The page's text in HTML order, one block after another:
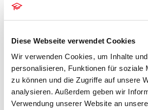
Diese Webseite verwendet Cookies
Wir verwenden Cookies, um Inhalte
personalisieren, Funktionen für soziale
zu können und die Zugriffe auf unsere
analysieren. Außerdem geben wir
Verwendung unserer Website an
Foko an Dritte
Fibu I: Buchen 2 – Sammelbuchung
14.07.2026
Fibu I: Buchen 2 - Zahlungen auf
separate Buchungszeilen in Stapel,
Aktenkonto